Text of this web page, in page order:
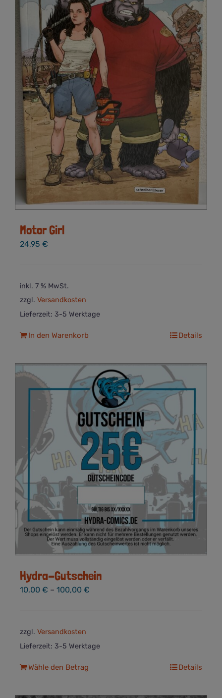
auf
der
Produktseite
gewählt
werden
Motor Girl
24,95 €
inkl. 7 % MwSt.
zzgl. Versandkosten
Lieferzeit: 3-5 Werktage
In den Warenkorb Details
Hydra-Gutschein
10,00 € – 100,00 €
zzgl. Versandkosten
Lieferzeit: 3-5 Werktage
Wähle den Betrag Details